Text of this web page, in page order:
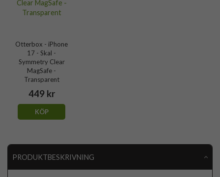
Otterbox - iPhone
17 - Skal -
Symmetry Clear
MagSafe -
Transparent
449 kr
KÖP
PRODUKTBESKRIVNING